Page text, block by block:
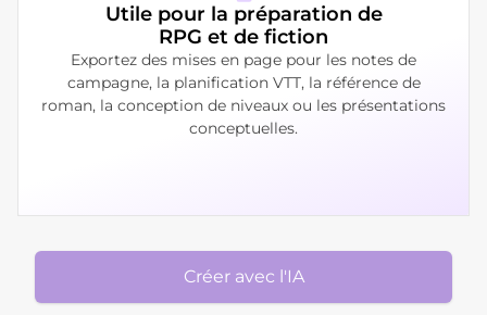
Utile pour la préparation de
RPG et de fiction
Exportez des mises en page pour les notes de
campagne, la planification VTT, la référence de
roman, la conception de niveaux ou les présentations
conceptuelles.
Créer avec l'IA